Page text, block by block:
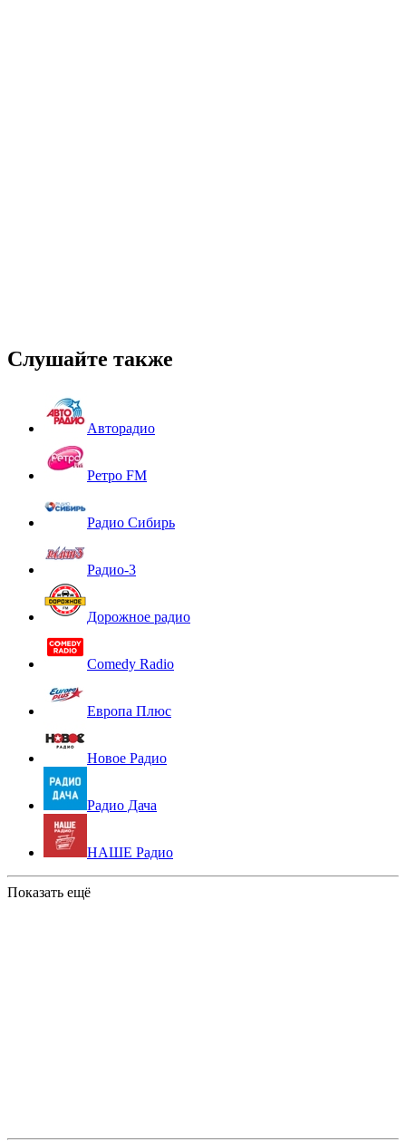
Слушайте также
Авторадио
Ретро FM
Радио Сибирь
Радио-3
Дорожное радио
Comedy Radio
Европа Плюс
Новое Радио
Радио Дача
НАШЕ Радио
Показать ещё